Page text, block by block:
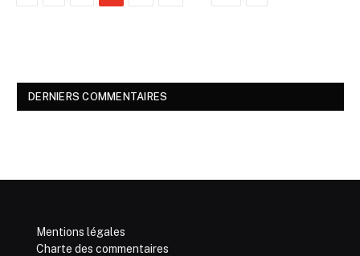
DERNIERS COMMENTAIRES
Mentions légales
Charte des commentaires